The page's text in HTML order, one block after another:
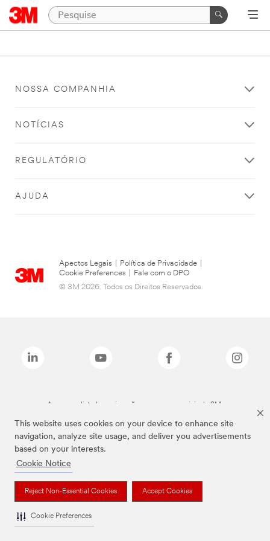
This website uses cookies on your device to enhance site
navigation, analyze site usage, and deliver you advertisements
based on your interests.
Cookie Notice
Reject Non-Essential Cookies Accept Cookies
Cookie Preferences
NOSSA COMPANHIA
NOTÍCIAS
REGULATÓRIO
AJUDA
Apectos Legais Política de Privacidade
Cookie Preferences
Fale com o DPO
© 3M 2026. Todos os Direitos Reservados.
As marcas listadas a cima são marcas comerciais da 3M.